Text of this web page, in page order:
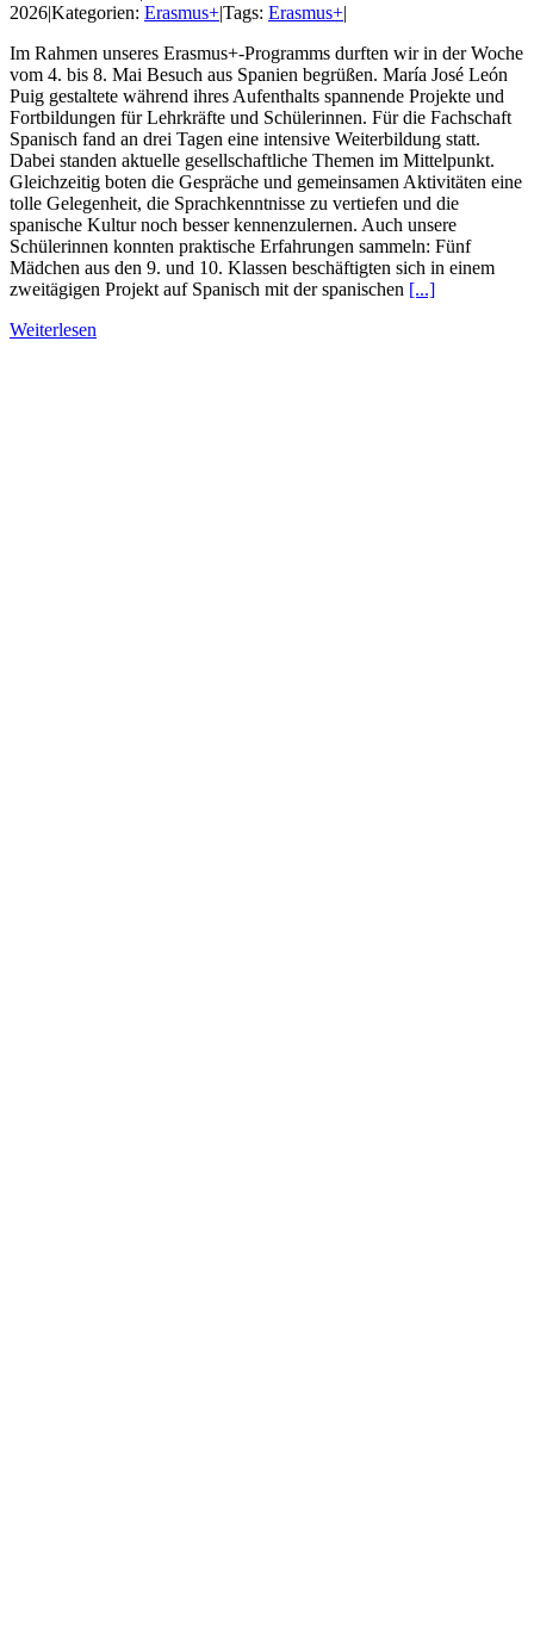
2026|Kategorien: Erasmus+|Tags: Erasmus+|
Im Rahmen unseres Erasmus+-Programms durften wir in der Woche
vom 4. bis 8. Mai Besuch aus Spanien begrüßen. María José León
Puig gestaltete während ihres Aufenthalts spannende Projekte und
Fortbildungen für Lehrkräfte und Schülerinnen. Für die Fachschaft
Spanisch fand an drei Tagen eine intensive Weiterbildung statt.
Dabei standen aktuelle gesellschaftliche Themen im Mittelpunkt.
Gleichzeitig boten die Gespräche und gemeinsamen Aktivitäten eine
tolle Gelegenheit, die Sprachkenntnisse zu vertiefen und die
spanische Kultur noch besser kennenzulernen. Auch unsere
Schülerinnen konnten praktische Erfahrungen sammeln: Fünf
Mädchen aus den 9. und 10. Klassen beschäftigten sich in einem
zweitägigen Projekt auf Spanisch mit der spanischen [...]
Weiterlesen